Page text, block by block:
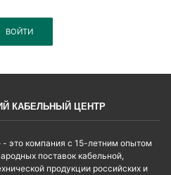
ВОЙТИ
КАБЕЛЬНЫЙ ЦЕНТР
- это компания с 15-летним опытом
поставок кабельной,
продукции российских и